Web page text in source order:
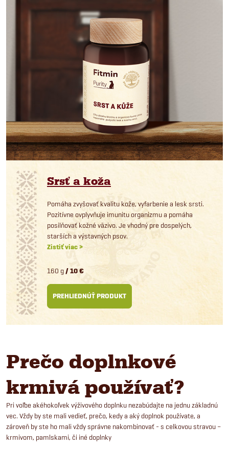
Srsť a koža
Pomáha zvyšovať kvalitu kože, vyfarbenie a lesk srsti.
Pozitívne ovplyvňuje imunitu organizmu a pomáha
posilňovať kožné väzivo. Je vhodný pre dospelých,
starších a výstavných psov.
Zistiť viac >
160 g/ 10 €
PREHLIEDNÚŤ PRODUKT
Prečo doplnkové
krmivá používať?
Pri voľbe akéhokoľvek výživového doplnku nezabúdajte na jednu základnú
vec. Vždy by ste mali vedieť, prečo, kedy a aký doplnok používate, a
zároveň by ste ho mali vždy správne nakombinovať - s celkovou stravou –
krmivom, pamlskami, či iné doplnky